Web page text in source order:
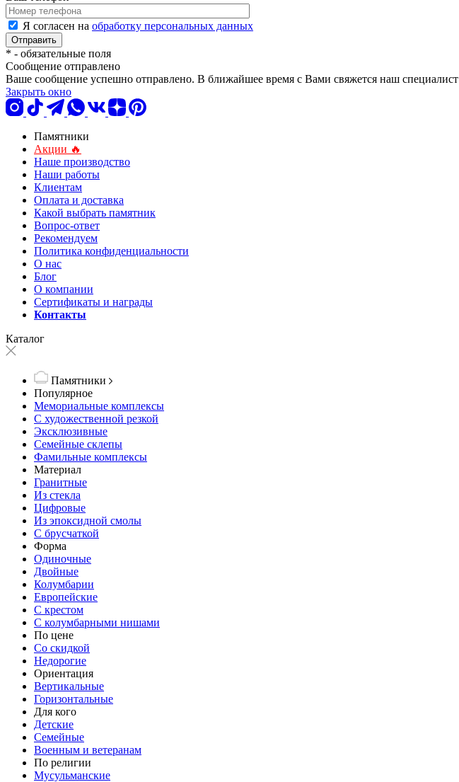
Я согласен на обработку персональных данных
* - обязательные поля
Сообщение отправлено
Ваше сообщение успешно отправлено. В ближайшее время с Вами свяжется наш специалист
Закрыть окно
Памятники
Акции 🔥
Наше производство
Наши работы
Клиентам
Оплата и доставка
Какой выбрать памятник
Вопрос-ответ
Рекомендуем
Политика конфиденциальности
О нас
Блог
О компании
Сертификаты и награды
Контакты
Каталог
Памятники
Популярное
Мемориальные комплексы
С художественной резкой
Эксклюзивные
Семейные склепы
Фамильные комплексы
Материал
Гранитные
Из стекла
Цифровые
Из эпоксидной смолы
С брусчаткой
Форма
Одиночные
Двойные
Колумбарии
Европейские
С крестом
С колумбарными нишами
По цене
Со скидкой
Недорогие
Ориентация
Вертикальные
Горизонтальные
Для кого
Детские
Семейные
Военным и ветеранам
По религии
Мусульманские